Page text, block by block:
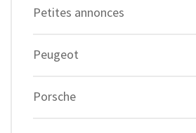
Petites annonces
Peugeot
Porsche